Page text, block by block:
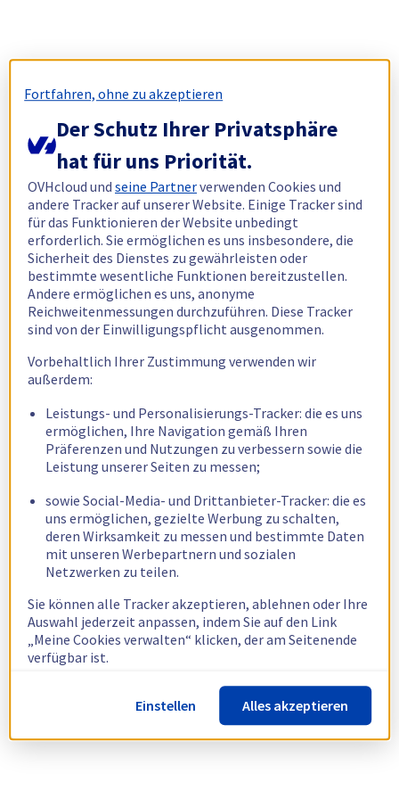
Fortfahren, ohne zu akzeptieren
Der Schutz Ihrer Privatsphäre
hat für uns Priorität.
OVHcloud undseine Partnerverwenden Cookies und
andere Tracker auf unserer Website. Einige Tracker sind
für das Funktionieren der Website unbedingt
erforderlich. Sie ermöglichen es uns insbesondere, die
Sicherheit des Dienstes zu gewährleisten oder
bestimmte wesentliche Funktionen bereitzustellen.
Andere ermöglichen es uns, anonyme
Reichweitenmessungen durchzuführen. Diese Tracker
sind von der Einwilligungspflicht ausgenommen.
Vorbehaltlich Ihrer Zustimmung verwenden wir
außerdem:
Leistungs- und Personalisierungs-Tracker: die es uns
ermöglichen, Ihre Navigation gemäß Ihren
Präferenzen und Nutzungen zu verbessern sowie die
Leistung unserer Seiten zu messen;
sowie Social-Media- und Drittanbieter-Tracker: die es
uns ermöglichen, gezielte Werbung zu schalten,
deren Wirksamkeit zu messen und bestimmte Daten
mit unseren Werbepartnern und sozialen
Netzwerken zu teilen.
Sie können alle Tracker akzeptieren, ablehnen oder Ihre
Auswahl jederzeit anpassen, indem Sie auf den Link
„Meine Cookies verwalten“ klicken, der am Seitenende
verfügbar ist.
Weitere Informationen finden Sie in unsererRichtlinie
zur Verwendung von Cookies.
Einstellen Alles akzeptieren